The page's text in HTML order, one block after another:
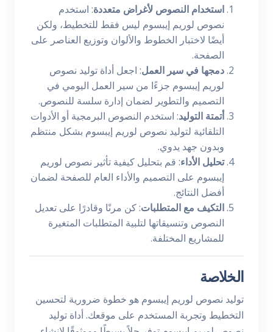
استخدام النصوص لأغراض متعددة: استخدم
نصوص لوريم إيبسوم ليس فقط للتخطيط، ولكن
أيضًا لاختبار الخطوط والألوان وتوزيع العناصر على
الصفحة.
دمجها في سير العمل: اجعل أداة توليد نصوص
لوريم إيبسوم جزءًا من سير العمل اليومي في
التصميم والتطوير لضمان إدارة سلسة للنصوص.
أتمتة التوليد: استخدم النصوص البرمجية أو الأدوات
التلقائية لتوليد نصوص لوريم إيبسوم بشكل منتظم
وبدون جهد يدوي.
تحليل الأداء: قم بتحليل كيفية تأثير نصوص لوريم
إيبسوم على التصميم والأداء العام للصفحة لضمان
أفضل النتائج.
التكيف مع المتطلبات: كن مرنًا وقادرًا على تعديل
النصوص وتنسيقاتها لتلبية المتطلبات المتغيرة
للمشاريع المختلفة.
الخلاصة
توليد نصوص لوريم إيبسوم هو خطوة ضرورية لتحسين
التخطيط وتجربة المستخدم على موقعك. أداة توليد